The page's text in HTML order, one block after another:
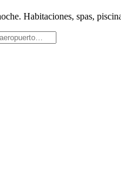
Habitaciones, spas,